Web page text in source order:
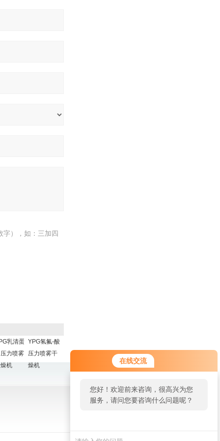
在线交流
您好！欢迎前来咨询，很高兴为您
服务，请问您要咨询什么问题呢？
字），如：三加四
乳清蛋
力喷雾
机
YPG氢氟-酸
压力喷雾干
燥机